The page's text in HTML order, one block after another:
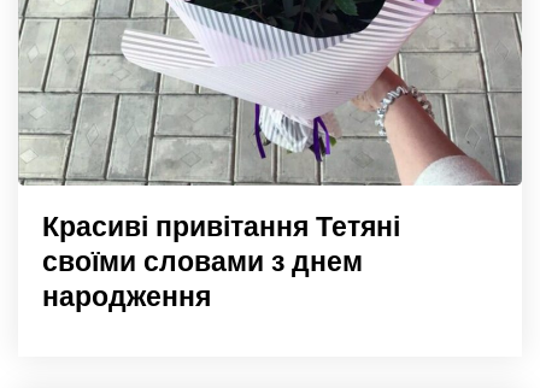
Красиві привітання Тетяні
своїми словами з днем
народження